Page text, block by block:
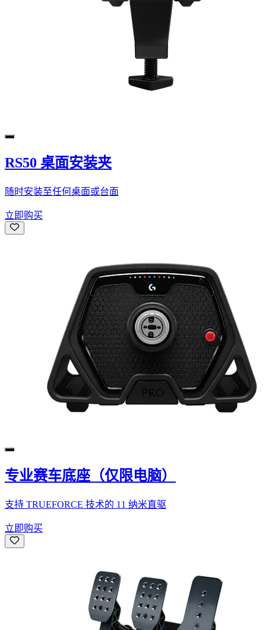
RS50 桌面安装夹
随时安装至任何桌面或台面
立即购买
专业赛车底座（仅限电脑）
支持 TRUEFORCE 技术的 11 纳米直驱
立即购买